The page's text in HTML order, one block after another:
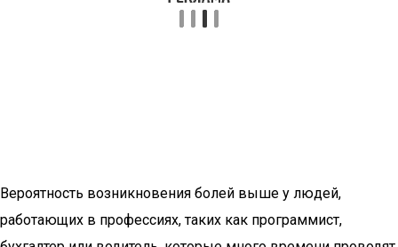
Вероятность возникновения болей выше у людей,
работающих в профессиях, таких как программист,